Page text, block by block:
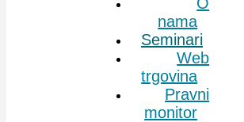
nama
Seminari
Web
trgovina
Pravni
monitor